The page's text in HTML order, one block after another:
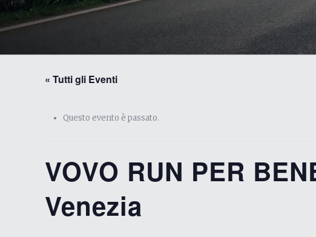
« Tutti gli Eventi
Questo evento è passato.
VOVO RUN PER
Venezia